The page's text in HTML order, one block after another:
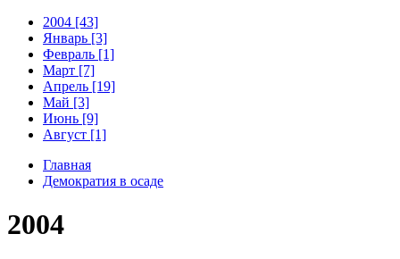
2004 [43]
Январь [3]
Февраль [1]
Март [7]
Апрель [19]
Май [3]
Июнь [9]
Август [1]
Главная
Демократия в осаде
2004